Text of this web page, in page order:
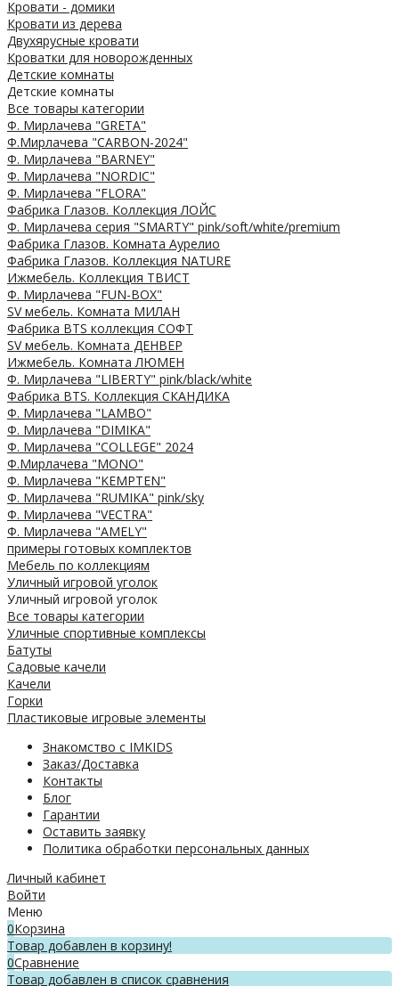
Кровати - домики
Кровати из дерева
Двухярусные кровати
Кроватки для новорожденных
Детские комнаты
Детские комнаты
Все товары категории
Ф. Мирлачева "GRETA"
Ф.Мирлачева "CARBON-2024"
Ф. Мирлачева "BARNEY"
Ф. Мирлачева "NORDIC"
Ф. Мирлачева "FLORA"
Фабрика Глазов. Коллекция ЛОЙС
Ф. Мирлачева серия "SMARTY" pink/soft/white/premium
Фабрика Глазов. Комната Аурелио
Фабрика Глазов. Коллекция NATURE
Ижмебель. Коллекция ТВИСТ
Ф. Мирлачева "FUN-BOX"
SV мебель. Комната МИЛАН
Фабрика BTS коллекция СОФТ
SV мебель. Комната ДЕНВЕР
Ижмебель. Комната ЛЮМЕН
Ф. Мирлачева "LIBERTY" pink/black/white
Фабрика BTS. Коллекция СКАНДИКА
Ф. Мирлачева "LAMBO"
Ф. Мирлачева "DIMIKA"
Ф. Мирлачева "COLLEGE" 2024
Ф.Мирлачева "MONO"
Ф. Мирлачева "KEMPTEN"
Ф. Мирлачева "RUMIKA" pink/sky
Ф. Мирлачева "VECTRA"
Ф. Мирлачева "AMELY"
примеры готовых комплектов
Мебель по коллекциям
Уличный игровой уголок
Уличный игровой уголок
Все товары категории
Уличные спортивные комплексы
Батуты
Садовые качели
Качели
Горки
Пластиковые игровые элементы
Знакомство с IMKIDS
Заказ/Доставка
Контакты
Блог
Гарантии
Оставить заявку
Политика обработки персональных данных
Личный кабинет
Войти
Меню
0Корзина
Товар добавлен в корзину!
0Сравнение
Товар добавлен в список сравнения